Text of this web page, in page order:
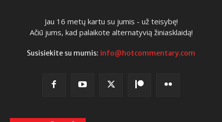
Jau 16 metų kartu su jumis - už teisybę!
Ačiū jums, kad palaikote alternatyvią žiniasklaidą!
Susisiekite su mumis: info@hotcommentary.com